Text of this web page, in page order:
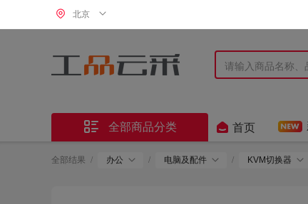
北京
 全部商品分类  首页
全部结果 / 办公 / 电脑及配件 / KVM切换器